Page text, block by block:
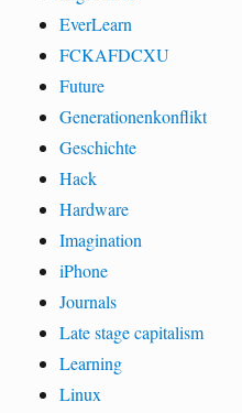
EverLearn
FCKAFDCXU
Future
Generationenkonflikt
Geschichte
Hack
Hardware
Imagination
iPhone
Journals
Late stage capitalism
Learning
Linux